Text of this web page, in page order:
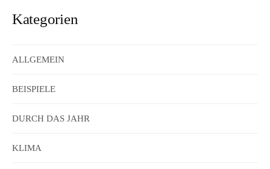
Kategorien
ALLGEMEIN
BEISPIELE
DURCH DAS JAHR
KLIMA